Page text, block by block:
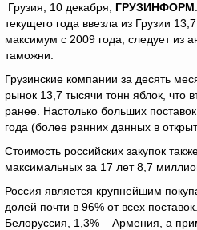
Грузия, 10 декабря, ГРУЗИНФОРМ
текущего года ввезла из Грузии
максимум с 2009 года, следует из
таможни.
Грузинские компании за десять
рынок 13,7 тысячи тонн яблок, что
ранее. Настолько больших
года (более ранних данных в
Стоимость российских закупок
максимальных за 17 лет 8,7
Россия является крупнейшим
долей почти в 96% от всех
Белоруссия, 1,3% – Армения, а